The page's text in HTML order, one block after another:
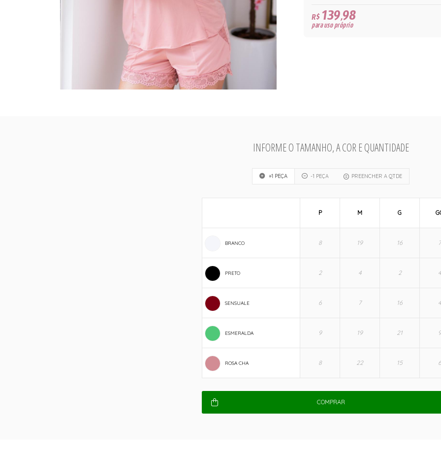
R$139,98
para uso próprio
INFORME O TAMANHO, A COR E QUANTIDADE
+1 PEÇA -1 PEÇA PREENCHER A QTDE
BRANCO
PRETO
SENSUALE
ESMERALDA
ROSA CHA
P M G
COMPRAR